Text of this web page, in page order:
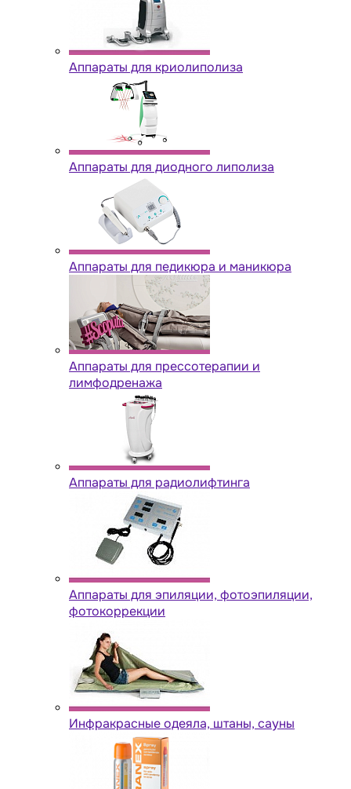
Аппараты для криолиполиза
Аппараты для диодного липолиза
Аппараты для педикюра и маникюра
Аппараты для прессотерапии и
лимфодренажа
Аппараты для радиолифтинга
Аппараты для эпиляции, фотоэпиляции,
фотокоррекции
Инфракрасные одеяла, штаны, сауны